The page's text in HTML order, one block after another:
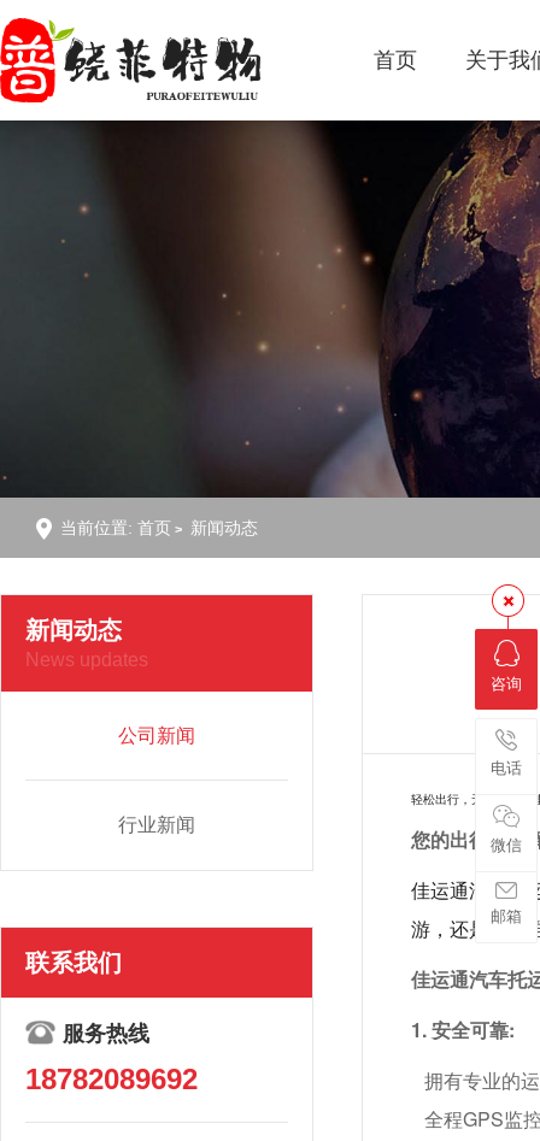
首页 关于我
当前位置: 首页 新闻动态
新闻动态
News updates
公司新闻
行业新闻
联系我们
服务热线
18782089692
轻松出行，无忧托运：
您的出行新选
佳运通汽车托
游，还是车辆
佳运通汽车托
1. 安全可靠:
拥有专业的
全程GPS监
咨询
电话
微信
邮箱